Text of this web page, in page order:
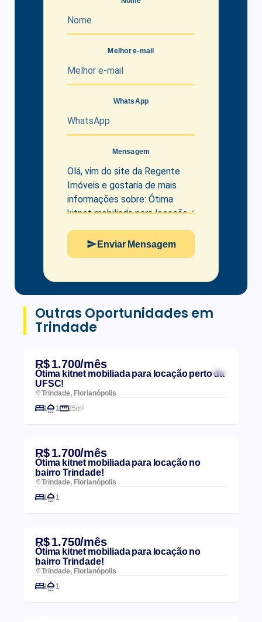
Melhor e-mail
WhatsApp
Mensagem
Enviar Mensagem
Outras Oportunidades em
Trindade
R$ 1.700/mês
Ótima kitnet mobiliada para locação perto da
UFSC!
Trindade, Florianópolis
1
1 25m²
R$ 1.700/mês
Ótima kitnet mobiliada para locação no
bairro Trindade!
Trindade, Florianópolis
1
1
R$ 1.750/mês
Ótima kitnet mobiliada para locação no
bairro Trindade!
Trindade, Florianópolis
1
1